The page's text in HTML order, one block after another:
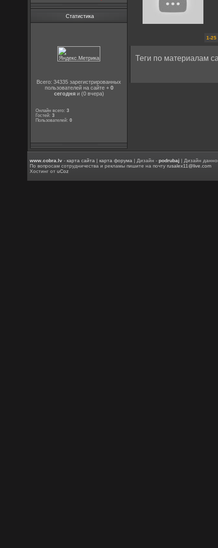
Статистика
Всего: 34335 зарегистрированных
пользователей на сайте + 0
сегодняи (0 вчера)
Онлайн всего:3
Гостей:3
Пользователей:0
1-25
Теги по материалам
www.cobra.lv -карта сайта |карта форума | Дизайн -podrubaj | Дизайн
По вопросам сотрудничества и рекламы пишите на почтуrusalex11@live.com
Хостинг отuCoz